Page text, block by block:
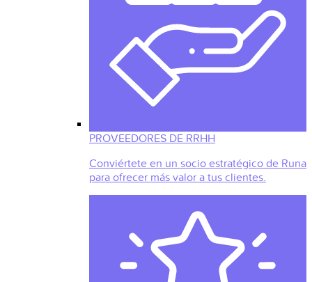
PROVEEDORES DE RRHH
Conviértete en un socio estratégico de Runa
para ofrecer más valor a tus clientes.